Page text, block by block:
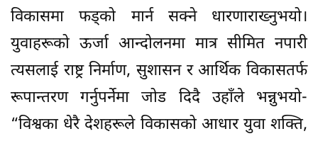
विकासमा फड्को मार्न सक्ने धारणाराख्नुभयो।
युवाहरूको ऊर्जा आन्दोलनमा मात्र सीमित नपारी
त्यसलाई राष्ट्र निर्माण, सुशासन र आर्थिक विकासतर्फ
रूपान्तरण गर्नुपर्नेमा जोड दि‌दै उहाँले भन्नुभयो-
“विश्वका धेरै देशहरूले विकासको आधार युवा शक्ति,